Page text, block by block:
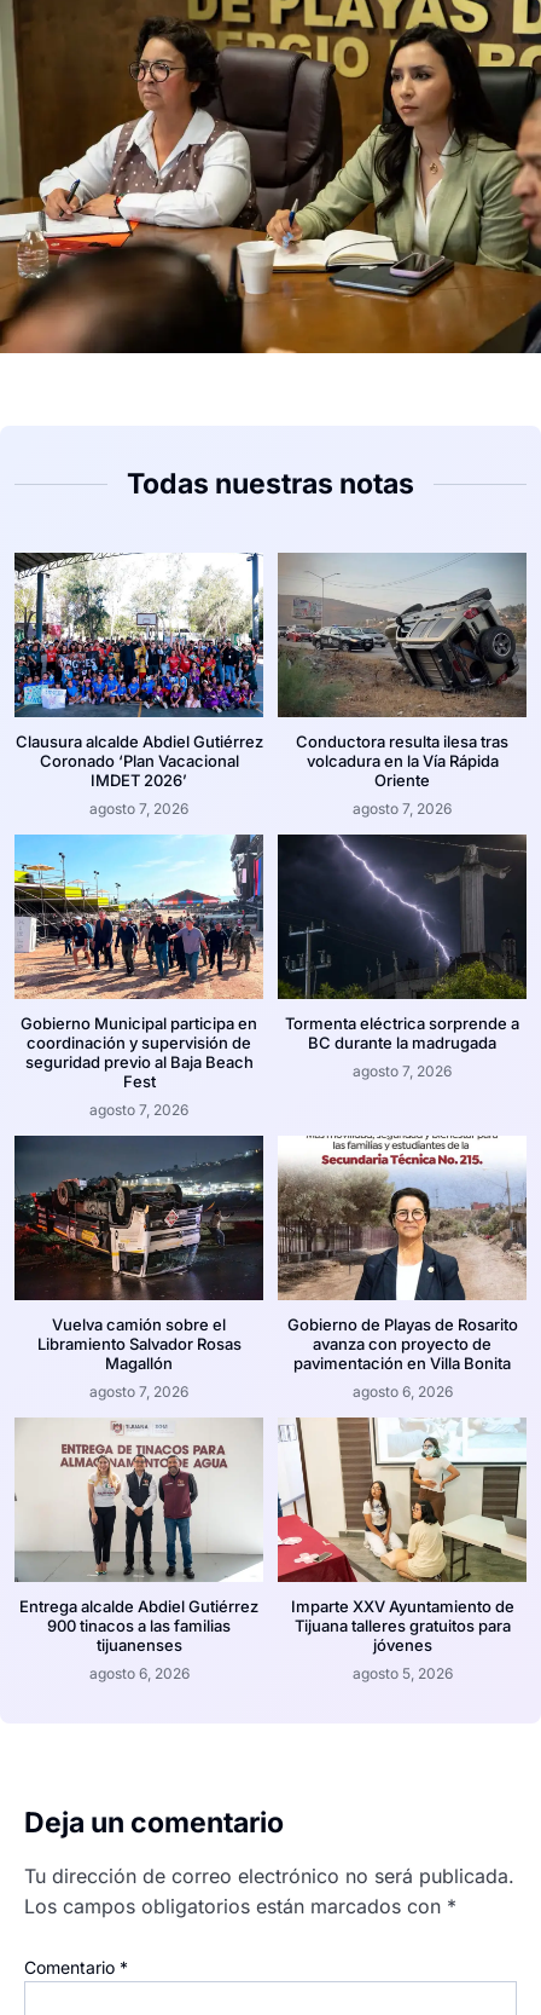
Todas nuestras notas
Clausura alcalde Abdiel Gutiérrez
Coronado ‘Plan Vacacional
IMDET 2026’
agosto 7, 2026
Conductora resulta ilesa tras
volcadura en la Vía Rápida
Oriente
agosto 7, 2026
Gobierno Municipal participa en
coordinación y supervisión de
seguridad previo al Baja Beach
Fest
agosto 7, 2026
Tormenta eléctrica sorprende a
BC durante la madrugada
agosto 7, 2026
Vuelva camión sobre el
Libramiento Salvador Rosas
Magallón
agosto 7, 2026
Gobierno de Playas de Rosarito
avanza con proyecto de
pavimentación en Villa Bonita
agosto 6, 2026
Entrega alcalde Abdiel Gutiérrez
900 tinacos a las familias
tijuanenses
agosto 6, 2026
Imparte XXV Ayuntamiento de
Tijuana talleres gratuitos para
jóvenes
agosto 5, 2026
Deja un comentario
Tu dirección de correo electrónico no será publicada.
Los campos obligatorios están marcados con *
Comentario *